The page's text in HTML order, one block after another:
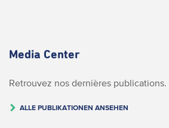
Media Center
Retrouvez nos dernières publications.
ALLE PUBLIKATIONEN ANSEHEN